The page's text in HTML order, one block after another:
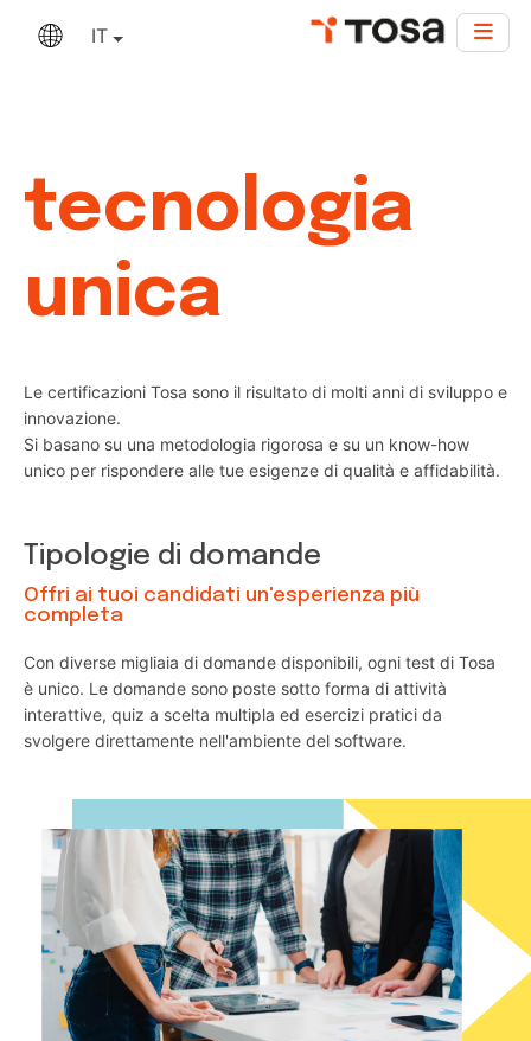
IT
tecnologia
unica
Le certificazioni Tosa sono il risultato di molti anni di sviluppo e
innovazione.
Si basano su una metodologia rigorosa e su un know-how
unico per rispondere alle tue esigenze di qualità e affidabilità.
Tipologie di domande
Offri ai tuoi candidati un'esperienza più
completa
Con diverse migliaia di domande disponibili, ogni test di Tosa
è unico. Le domande sono poste sotto forma di attività
interattive, quiz a scelta multipla ed esercizi pratici da
svolgere direttamente nell'ambiente del software.